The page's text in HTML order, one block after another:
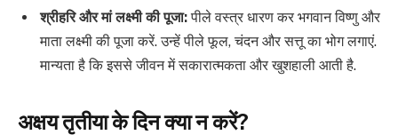
श्रीहरि और मां लक्ष्मी की पूजा:पीले वस्त्र धारण कर भगवान विष्णु और
माता लक्ष्मी की पूजा करें. उन्हें पीले फूल, चंदन और सत्तू का भोग लगाएं.
मान्यता है कि इससे जीवन में सकारात्मकता और खुशहाली आती है.
अक्षय तृतीया के दिन क्या न करें?